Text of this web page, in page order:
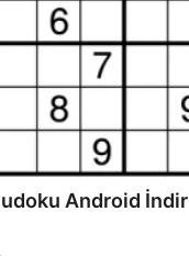
Android İndir